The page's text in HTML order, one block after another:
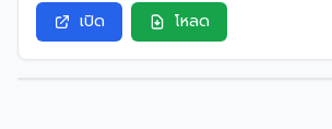
กองทุนสวัสดิการและสิทธิ
พนักงานมหาวิทยาลัย พ.ศ
เปิด โหลด